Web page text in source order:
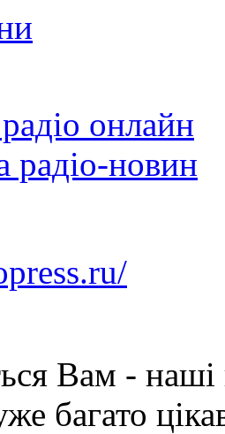
онлайн
радіо-новин
Вам - наші
багато